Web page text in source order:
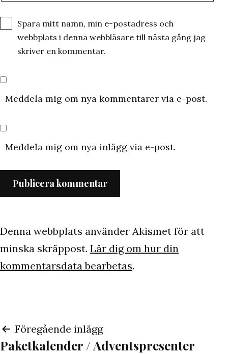
Spara mitt namn, min e-postadress och
webbplats i denna webbläsare till nästa gång jag
skriver en kommentar.
Meddela mig om nya kommentarer via e-post.
Meddela mig om nya inlägg via e-post.
Denna webbplats använder Akismet för att
minska skräppost. Lär dig om hur din
kommentarsdata bearbetas.
Inläggsnavigering
Föregående inlägg
Paketkalender / Adventspresenter